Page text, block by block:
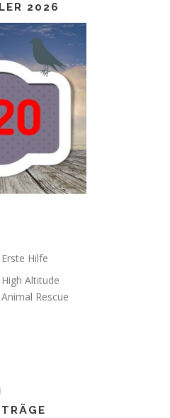
2026
Erste Hilfe
High Altitude
Animal Rescue